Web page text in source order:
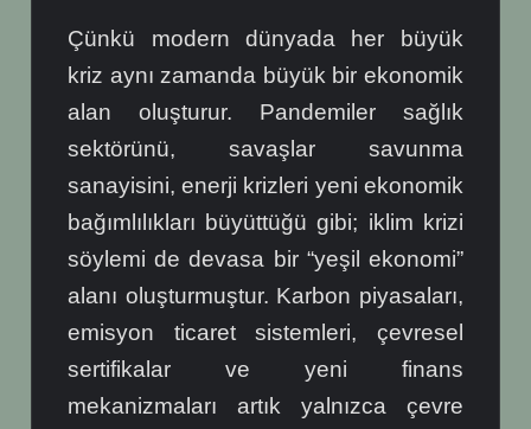
Çünkü modern dünyada her büyük
kriz aynı zamanda büyük bir ekonomik
alan oluşturur. Pandemiler sağlık
sektörünü, savaşlar savunma
sanayisini, enerji krizleri yeni ekonomik
bağımlılıkları büyüttüğü gibi; iklim krizi
söylemi de devasa bir “yeşil ekonomi”
alanı oluşturmuştur. Karbon piyasaları,
emisyon ticaret sistemleri, çevresel
sertifikalar ve yeni finans
mekanizmaları artık yalnızca çevre